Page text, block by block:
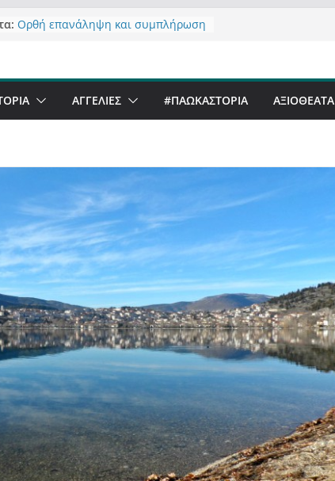
Ορθή επανάληψη και συμπλήρωση
Sky στην Καστοριά;
Πόσο σανό να αντέξει ο
“μεταμορφώνουν” την Καστοριά,
σε τίτλους
ΑΓΓΕΛΙΕΣ #ΠΑΩΚΑΣΤΟΡΙΑ ΑΞΙΟΘΈΑΤΑ